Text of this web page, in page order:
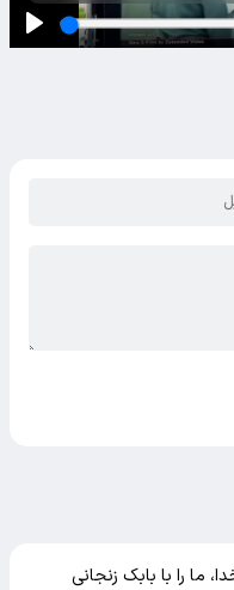
ما را با بابک زنجانی